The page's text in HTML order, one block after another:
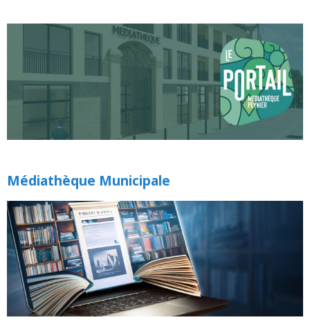
Médiathèque Municipale